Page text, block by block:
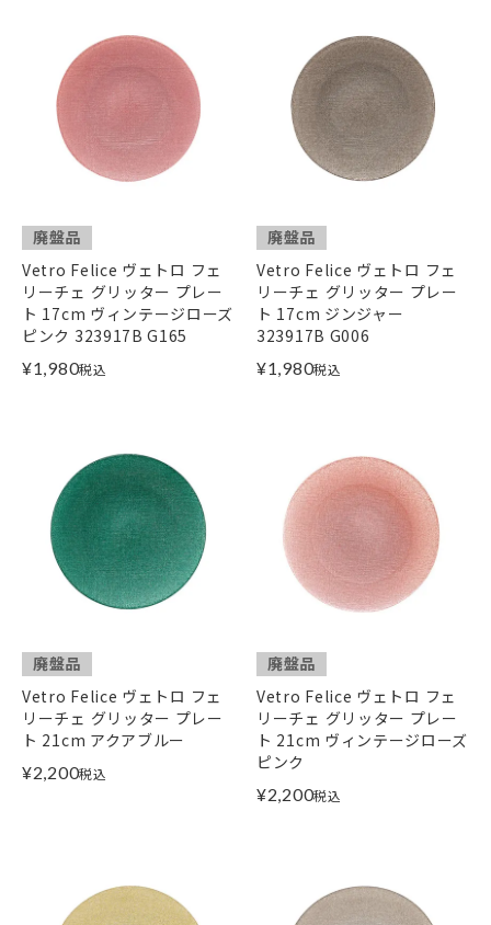
廃盤品
Vetro Felice ヴェトロ フェ
リーチェ グリッター プレー
ト 17cm ヴィンテージローズ
ピンク 323917B G165
¥1,980税込
廃盤品
Vetro Felice ヴェトロ フェ
リーチェ グリッター プレー
ト 17cm ジンジャー
323917B G006
¥1,980税込
廃盤品
Vetro Felice ヴェトロ フェ
リーチェ グリッター プレー
ト 21cm アクアブルー
¥2,200税込
廃盤品
Vetro Felice ヴェトロ フェ
リーチェ グリッター プレー
ト 21cm ヴィンテージローズ
ピンク
¥2,200税込